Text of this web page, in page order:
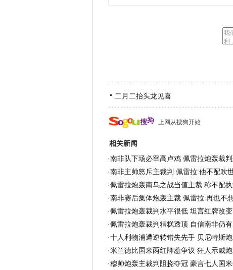
二月二抬头龙见喜
上网从搜狗开始
相关新闻
·南非队下场必宰高卢鸡 佩雷拉炮轰裁
·南非主帅怒斥主裁判 佩雷拉:他不配吹
·佩雷拉炮轰南乌之战当值主裁 称不配
·南非赛后集体炮轰主裁 佩雷拉:再也不
·佩雷拉炮轰裁判水平很低 坦言红牌改
·佩雷拉炮轰裁判糟糕透顶 自信南非仍
·十人利物浦遭逆转错失先手 贝尼特斯
·米兰德比国米两红牌惹争议 狂人示威
·穆帅炮轰主裁判阻挠夺冠 豪言七人国